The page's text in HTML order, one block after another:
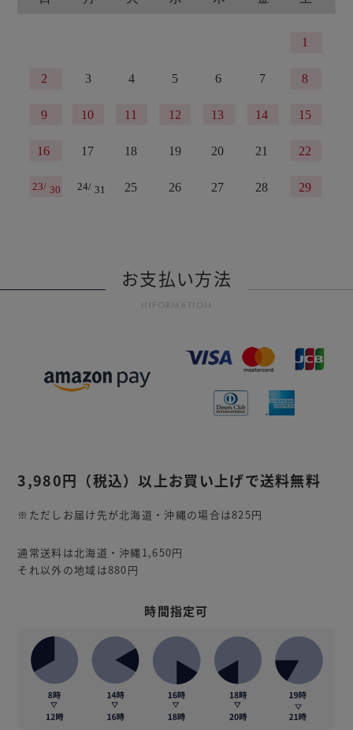
お支払い方法
INFORMATION
3,980円 （税込）以上お買い上げで送料無料
※ただしお届け先が北海道・沖縄の場合は825円
通常送料は北海道・沖縄1,650円
それ以外の地域は880円
時間指定可